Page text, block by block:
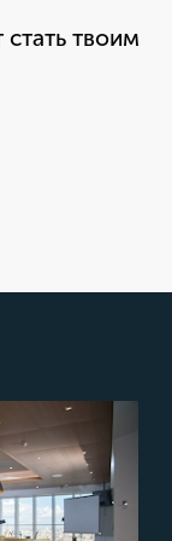
твоим